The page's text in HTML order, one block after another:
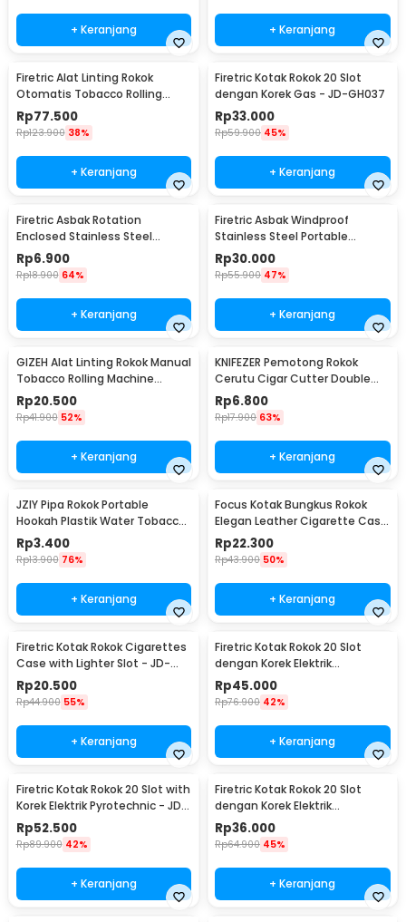
+ Keranjang + Keranjang
Firetric Alat Linting Rokok
Otomatis Tobacco Rolling
Machine 8x71mm - GR-12-005
Rp77.500
Rp123.900 38%
+ Keranjang
Firetric Kotak Rokok 20 Slot
dengan Korek Gas - JD-GH037
Rp33.000
Rp59.900 45%
+ Keranjang
Firetric Asbak Rotation
Enclosed Stainless Steel
Portable Ashtray - JL32
Rp6.900
Rp18.900 64%
+ Keranjang
Firetric Asbak Windproof
Stainless Steel Portable
Ashtray - JL38
Rp30.000
Rp55.900 47%
+ Keranjang
GIZEH Alat Linting Rokok Manual
Tobacco Rolling Machine
8x70mm - GU222
Rp20.500
Rp41.900 52%
+ Keranjang
KNIFEZER Pemotong Rokok
Cerutu Cigar Cutter Double
Blade - XJ-01
Rp6.800
Rp17.900 63%
+ Keranjang
JZIY Pipa Rokok Portable
Hookah Plastik Water Tobacco
Smoking Pipe - JY-101
Rp3.400
Rp13.900 76%
+ Keranjang
Focus Kotak Bungkus Rokok
Elegan Leather Cigarette Case
- JD-SH650
Rp22.300
Rp43.900 50%
+ Keranjang
Firetric Kotak Rokok Cigarettes
Case with Lighter Slot - JD-
YH001
Rp20.500
Rp44.900 55%
+ Keranjang
Firetric Kotak Rokok 20 Slot
dengan Korek Elektrik
Pyrotechnic - JD-YH048
Rp45.000
Rp76.900 42%
+ Keranjang
Firetric Kotak Rokok 20 Slot with
Korek Elektrik Pyrotechnic - JD-
YH051
Rp52.500
Rp89.900 42%
+ Keranjang
Firetric Kotak Rokok 20 Slot
dengan Korek Elektrik
Pyrotechnic - HD-KS-A6
Rp36.000
Rp64.900 45%
+ Keranjang